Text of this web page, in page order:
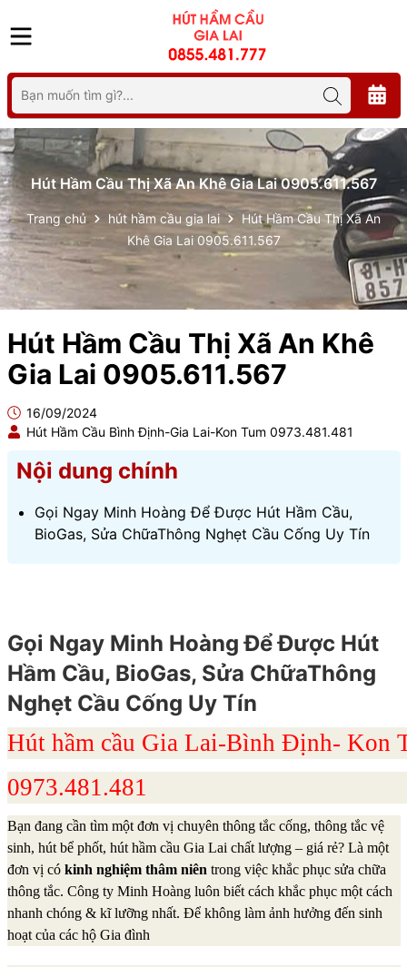
Hút Hầm Cầu Thị Xã An Khê Gia Lai 0905.611.567
Trang chủ hút hầm cầu gia lai
Hút Hầm Cầu Thị Xã An
Khê Gia Lai 0905.611.567
Hút Hầm Cầu Thị Xã An Khê
Gia Lai 0905.611.567
16/09/2024
Hút Hầm Cầu Bình Định-Gia Lai-Kon Tum 0973.481.481
Nội dung chính
Gọi Ngay Minh Hoàng Để Được Hút Hầm Cầu,
BioGas, Sửa ChữaThông Nghẹt Cầu Cống Uy Tín
Gọi Ngay Minh Hoàng Để Được Hút
Hầm Cầu, BioGas, Sửa ChữaThông
Nghẹt Cầu Cống Uy Tín
Hút hầm cầu Gia Lai-Bình Định- Kon
0973.481.481
Bạn đang cần tìm một đơn vị chuyên thông tắc cống, thông tắc vệ
sinh, hút bể phốt, hút hầm cầu Gia Lai chất lượng – giá rẻ? Là một
đơn vị có kinh nghiệm thâm niên trong việc khắc phục sửa chữa
thông tắc. Công ty Minh Hoàng luôn biết cách khắc phục một cách
nhanh chóng & kĩ lưỡng nhất. Để không làm ảnh hưởng đến sinh
hoạt của các hộ Gia đình